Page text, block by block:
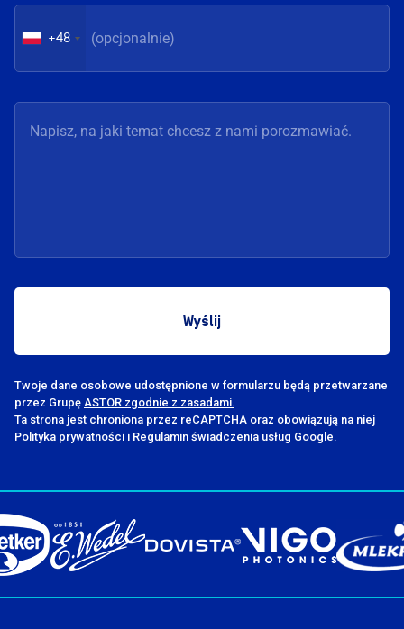
+48
Twoje dane osobowe udostępnione w formularzu będą przetwarzane
przez Grupę ASTOR zgodnie z zasadami.
Ta strona jest chroniona przez reCAPTCHA oraz obowiązują na niej
Polityka prywatności i Regulamin świadczenia usług Google.